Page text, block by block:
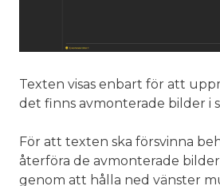
Texten visas enbart för att
det finns avmonterade bilder i
För att texten ska försvinna
återföra de avmonterade
genom att hålla ned vänster